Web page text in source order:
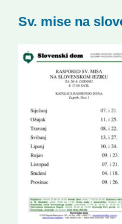
Novi odmev – naše
Izdavaštvo
Korisne informacije
Sv. mise na